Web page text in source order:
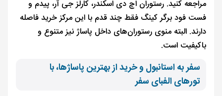
مراجعه کنید. رستوران اچ دی اسکندر، کارلز جی آر، پیدم و
فست فود برگر کینگ فقط چند قدم با این مرکز خرید فاصله
دارند. البته منوی رستوران‌های داخل پاساژ نیز متنوع و
باکیفیت است.
سفر به استانبول و خرید از بهترین پاساژها، با
تورهای الفبای سفر